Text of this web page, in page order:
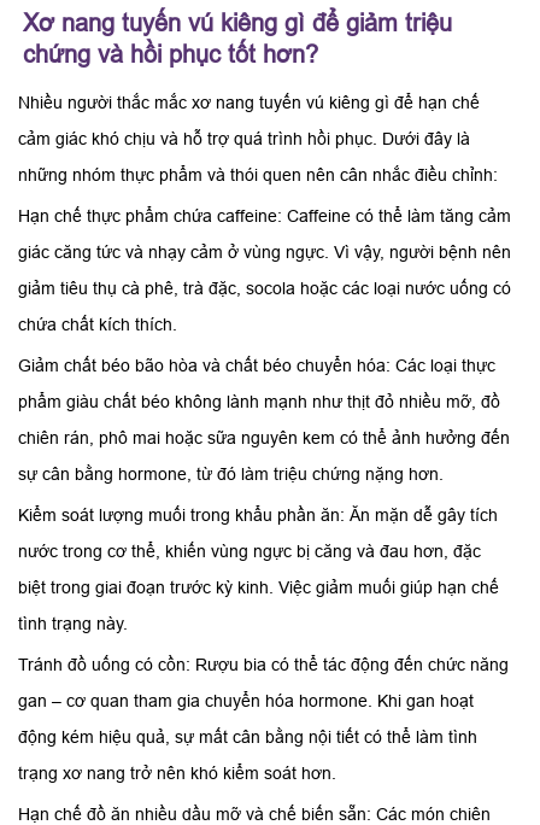
Xơ nang tuyến vú kiêng gì để giảm triệu
chứng và hồi phục tốt hơn?
Nhiều người thắc mắc xơ nang tuyến vú kiêng gì để hạn chế
cảm giác khó chịu và hỗ trợ quá trình hồi phục. Dưới đây là
những nhóm thực phẩm và thói quen nên cân nhắc điều chỉnh:
Hạn chế thực phẩm chứa caffeine: Caffeine có thể làm tăng cảm
giác căng tức và nhạy cảm ở vùng ngực. Vì vậy, người bệnh nên
giảm tiêu thụ cà phê, trà đặc, socola hoặc các loại nước uống có
chứa chất kích thích.
Giảm chất béo bão hòa và chất béo chuyển hóa: Các loại thực
phẩm giàu chất béo không lành mạnh như thịt đỏ nhiều mỡ, đồ
chiên rán, phô mai hoặc sữa nguyên kem có thể ảnh hưởng đến
sự cân bằng hormone, từ đó làm triệu chứng nặng hơn.
Kiểm soát lượng muối trong khẩu phần ăn: Ăn mặn dễ gây tích
nước trong cơ thể, khiến vùng ngực bị căng và đau hơn, đặc
biệt trong giai đoạn trước kỳ kinh. Việc giảm muối giúp hạn chế
tình trạng này.
Tránh đồ uống có cồn: Rượu bia có thể tác động đến chức năng
gan – cơ quan tham gia chuyển hóa hormone. Khi gan hoạt
động kém hiệu quả, sự mất cân bằng nội tiết có thể làm tình
trạng xơ nang trở nên khó kiểm soát hơn.
Hạn chế đồ ăn nhiều dầu mỡ và chế biến sẵn: Các món chiên